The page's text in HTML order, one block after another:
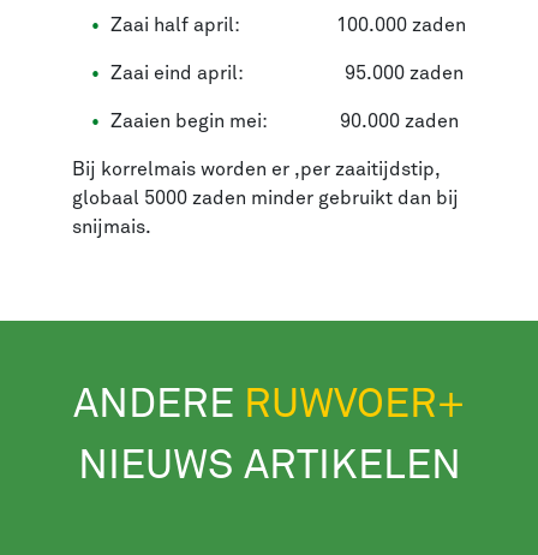
Zaai half april: 100.000 zaden
Zaai eind april: 95.000 zaden
Zaaien begin mei: 90.000 zaden
Bij korrelmais worden er ,per zaaitijdstip,
globaal 5000 zaden minder gebruikt dan bij
snijmais.
ANDERE RUWVOER+
NIEUWS ARTIKELEN